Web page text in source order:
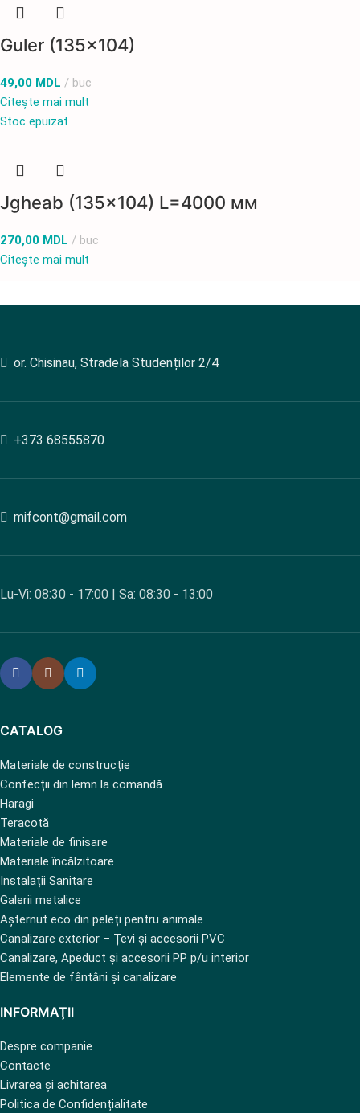
Guler (135×104)
49,00 MDL
buc
Citește mai mult
Stoc epuizat
Jgheab (135×104) L=4000 мм
270,00 MDL
buc
Citește mai mult
or. Chisinau, Stradela Studenților 2/4
+373 68555870
mifcont@gmail.com
Lu-Vi: 08:30 - 17:00 | Sa: 08:30 - 13:00
CATALOG
Materiale de construcție
Confecții din lemn la comandă
Haragi
Teracotă
Materiale de finisare
Materiale încălzitoare
Instalații Sanitare
Galerii metalice
Așternut eco din peleți pentru animale
Canalizare exterior – Țevi și accesorii PVC
Canalizare, Apeduct și accesorii PP p/u interior
Elemente de fântâni și canalizare
INFORMAŢII
Despre companie
Contacte
Livrarea și achitarea
Politica de Confidențialitate